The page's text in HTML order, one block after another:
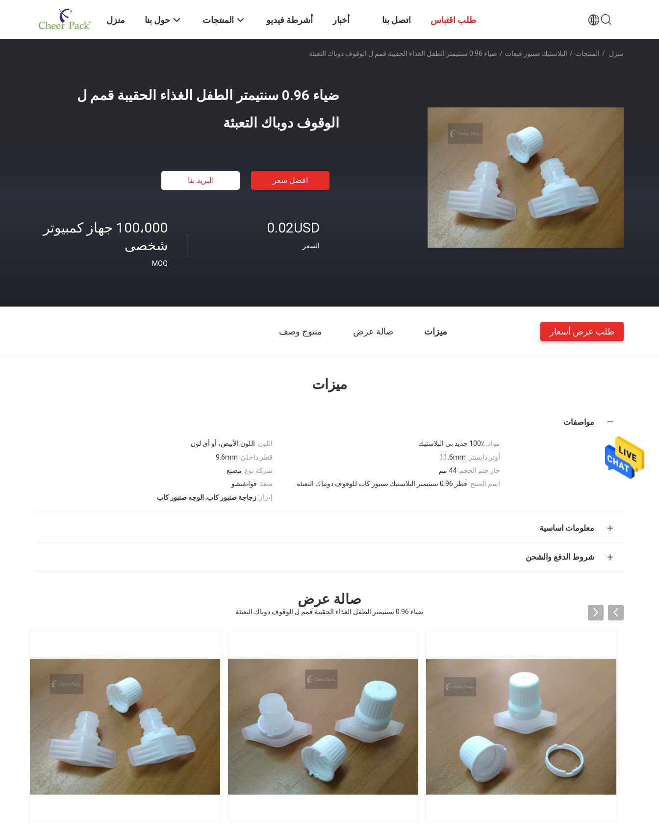
منزل حول بنا المنتجات أشرطة فيديو أخبار اتصل بنا طلب اقتباس
منزل / المنتجات / البلاستيك صنبور قبعات / ضياء 0.96 سنتيمتر الطفل الغذاء الحقيبة قمم ل الوقوف دوباك التعبئة
ضياء 0.96 سنتيمتر الطفل الغذاء الحقيبة قمم ل
الوقوف دوباك التعبئة
افضل سعر البريد بنا
100،000 جهاز كمبيوتر
شخصى
MOQ
0.02USD
السعر
ميزات صالة عرض منتوج وصف طلب عرض أسعار
ميزات
مواصفات
اللون: اللون الأبيض، أو أي لون مواد: 100٪ جديد بي البلاستيك
قطر داخليّ: 9.6mm أوتر دايميتر: 11.6mm
شركة نوع: مصنع حار ختم الحجم: 44 مم
منفذ: قوانغتشو اسم المنتج: قطر 0.96 سنتيمتر البلاستيك صنبور كاب للوقوف دويباك التعبئة
إبراز: زجاجة صنبور كاب, الوجه صنبور كاب
معلومات اساسية
شروط الدفع والشحن
صالة عرض
ضياء 0.96 سنتيمتر الطفل الغذاء الحقيبة قمم ل الوقوف دوباك التعبئة